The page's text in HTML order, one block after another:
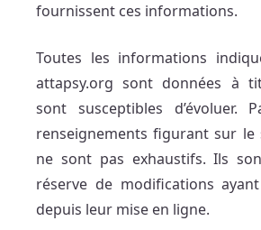
fournissent ces informations.
Toutes les informations
attapsy.org sont données à
sont susceptibles d’évoluer.
renseignements figurant sur le
ne sont pas exhaustifs. Ils
réserve de modifications
depuis leur mise en ligne.